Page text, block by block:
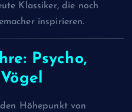
Klassiker, die noch
inspirieren.
Psycho,
Höhepunkt von